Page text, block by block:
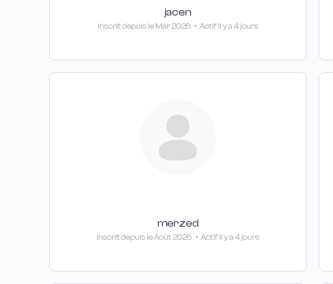
jacen
Inscrit depuis le Mar 2026 • Actif Il y a 4 jours
merzed
Inscrit depuis le Août 2026 • Actif Il y a 4 jours